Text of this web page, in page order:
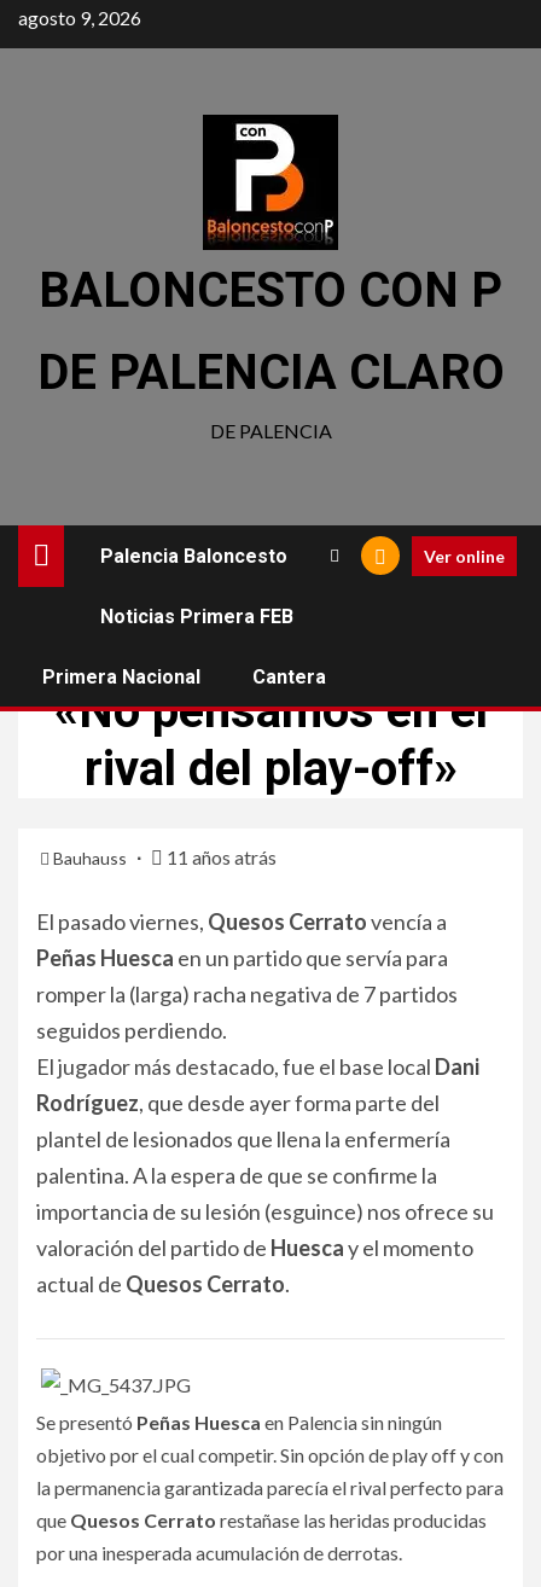
agosto 9, 2026
BALONCESTO CON P
DE PALENCIA CLARO
DE PALENCIA
Palencia Baloncesto
Noticias Primera FEB
Primera Nacional Cantera
Ver online
«No pensamos en el
rival del play-off»
Bauhauss 11 años atrás
El pasado viernes, Quesos Cerratovencía a
Peñas Huesca en un partido que servía para
romper la (larga) racha negativa de 7 partidos
seguidos perdiendo.
El jugador más destacado, fue el base local Dani
Rodríguez, que desde ayer forma parte del
plantel de lesionados que llena la enfermería
palentina. A la espera de que se confirme la
importancia de su lesión (esguince) nos ofrece su
valoración del partido de Huescay el momento
actual de Quesos Cerrato.
Se presentó Peñas Huesca en Palencia sin ningún
objetivo por el cual competir. Sin opción de play off y con
la permanencia garantizada parecía el rival perfecto para
que Quesos Cerrato restañase las heridas producidas
por una inesperada acumulación de derrotas.